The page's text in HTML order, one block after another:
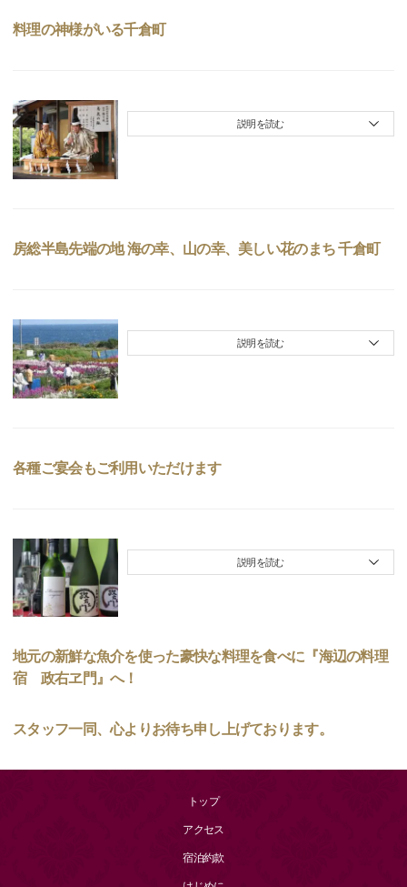
料理の神様がいる千倉町
説明を読む
房総半島先端の地 海の幸、山の幸、美しい花のまち 千倉町
説明を読む
各種ご宴会もご利用いただけます
説明を読む
地元の新鮮な魚介を使った豪快な料理を食べに『海辺の料理
宿 政右ヱ門』へ！
スタッフ一同、心よりお待ち申し上げております。
トップ
アクセス
宿泊約款